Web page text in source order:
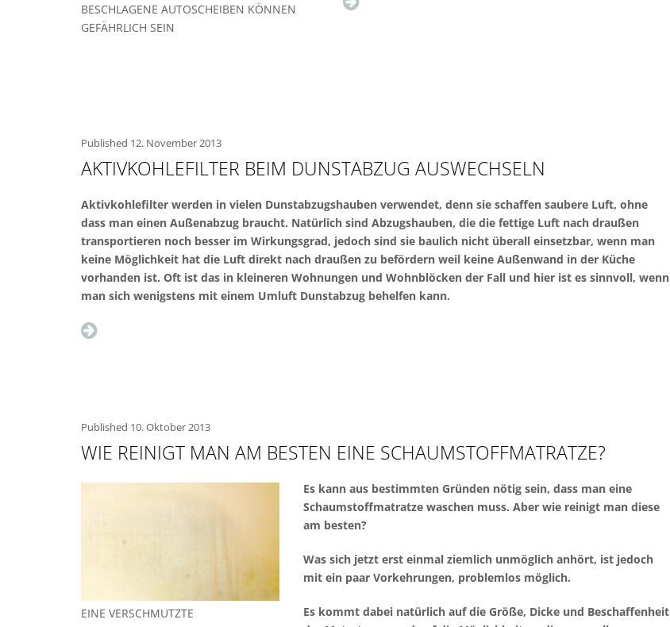
BESCHLAGENE AUTOSCHEIBEN KÖNNEN
GEFÄHRLICH SEIN
Published 12. November 2013
AKTIVKOHLEFILTER BEIM DUNSTABZUG AUSWECHSELN
Aktivkohlefilter werden in vielen Dunstabzugshauben verwendet, denn sie schaffen saubere Luft, ohne
dass man einen Außenabzug braucht. Natürlich sind Abzugshauben, die die fettige Luft nach draußen
transportieren noch besser im Wirkungsgrad, jedoch sind sie baulich nicht überall einsetzbar, wenn man
keine Möglichkeit hat die Luft direkt nach draußen zu befördern weil keine Außenwand in der Küche
vorhanden ist. Oft ist das in kleineren Wohnungen und Wohnblöcken der Fall und hier ist es sinnvoll, wenn
man sich wenigstens mit einem Umluft Dunstabzug behelfen kann.
Published 10. Oktober 2013
WIE REINIGT MAN AM BESTEN EINE SCHAUMSTOFFMATRATZE?
EINE VERSCHMUTZTE
Es kann aus bestimmten Gründen nötig sein, dass man eine
Schaumstoffmatratze waschen muss. Aber wie reinigt man diese
am besten?
Was sich jetzt erst einmal ziemlich unmöglich anhört, ist jedoch
mit ein paar Vorkehrungen, problemlos möglich.
Es kommt dabei natürlich auf die Größe, Dicke und Beschaffenheit